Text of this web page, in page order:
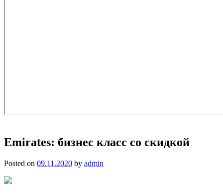
Emirates: бизнес класс со скидкой
Posted on 09.11.2020 by admin